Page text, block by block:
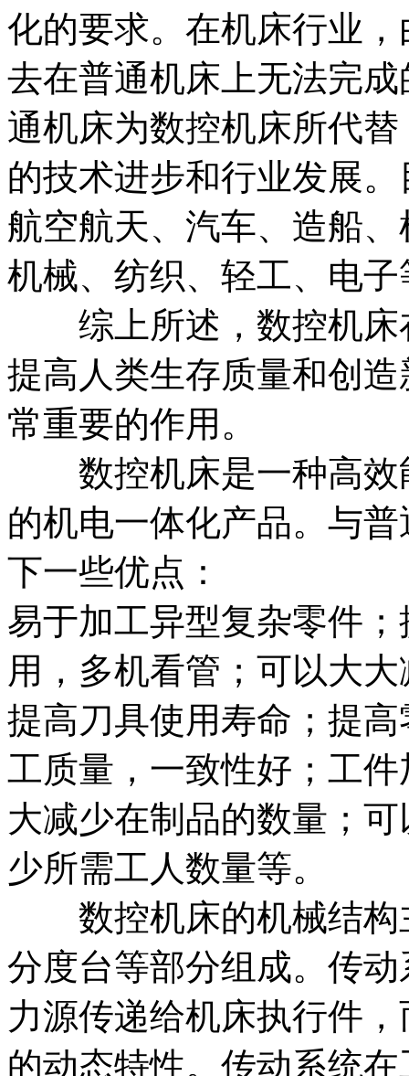
化的要求。在机床行业
去在普通机床上无法完
通机床为数控机床所代
的技术进步和行业发展
航空航天、汽车、造船
机械、纺织、轻工、电
综上所述，数控机床
提高人类生存质量和创
常重要的作用。
数控机床是一种高效
的机电一体化产品。与
下一些优点：
易于加工异型复杂零件
用，多机看管；可以大
提高刀具使用寿命；提
工质量，一致性好；工
大减少在制品的数量；
少所需工人数量等。
数控机床的机械结构
分度台等部分组成。传
力源传递给机床执行件
的动态特性。传动系统